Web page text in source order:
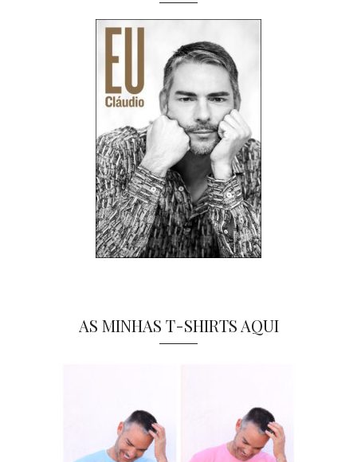
AS MINHAS T-SHIRTS AQUI